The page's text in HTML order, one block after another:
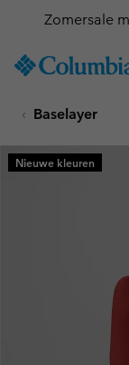
TO
SKIP
MAIN
NAV
Zomersale
Baselayer
Nieuwe kleuren